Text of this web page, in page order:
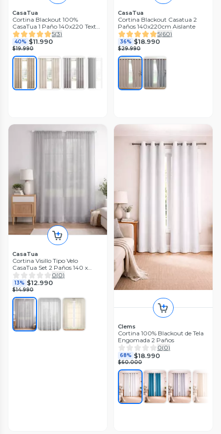
CasaTua
Cortina Blackout 100%
CasaTua 1 Paño 140x220 Textu
Lino
5(3)
40% $11.990
$19.990
CasaTua
Cortina Blackout Casatua 2
Paños 140x220cm Aislante
5(60)
36% $18.990
$29.990
CasaTua
Cortina Visillo Tipo Velo
CasaTua Set 2 Paños 140 x
220cm
0(0)
13% $12.990
$14.990
Clems
Cortina 100% Blackout de Tela
Engomada 2 Paños
0(0)
68% $18.990
$60.000